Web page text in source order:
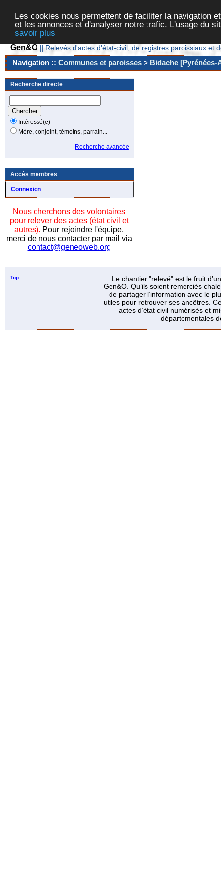
Les cookies nous permettent de faciliter la navigation
et les annonces et d'analyser notre trafic. L'usage du
savoir plus
Gen&O || Relevés d'actes d'état-civil, de registres paroissiaux et
Navigation :: Communes et paroisses > Bidache [Pyrénées-
Recherche directe
Intéressé(e)
Mère, conjoint, témoins, parrain...
Recherche avancée
Accès membres
Connexion
Nous cherchons des volontaires
pour relever des actes (état civil et
autres). Pour rejoindre l'équipe,
merci de nous contacter par mail via
contact@geneoweb.org
Top
Le chantier "relevé" est le fruit
Gen&O. Qu’ils soient remerciés
de partager l’information avec le
utiles pour retrouver ses ancêtres.
actes d’état civil numérisés et
départementales